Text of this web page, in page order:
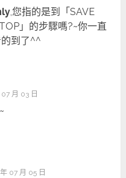
,您指的是到「SAVE
」的步驟嗎?~你一直
到了^^
月 03 日
07 月 05 日